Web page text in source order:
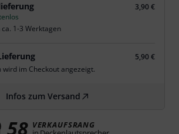
3,90 €
1-3 Werktagen
5,90 €
wird im Checkout angezeigt.
Infos zum Versand
58 VERKAUFSRANG